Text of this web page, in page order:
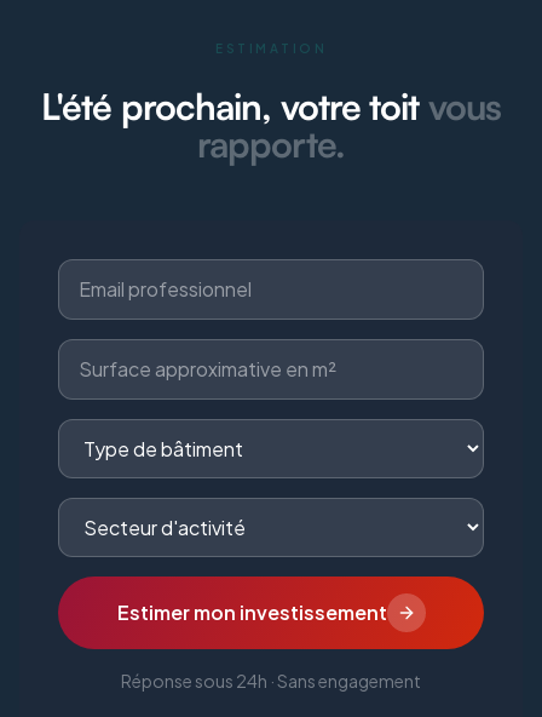
ESTIMATION
L'été prochain, votre toitvous
rapporte.
Estimer mon investissement
Réponse sous 24h · Sans engagement